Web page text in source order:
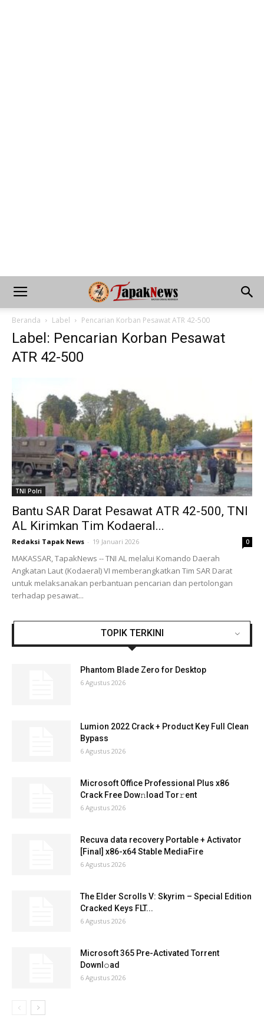
Beranda Label Pencarian Korban Pesawat ATR 42-500
Label: Pencarian Korban Pesawat
ATR 42-500
TNI Polri
Bantu SAR Darat Pesawat ATR 42-500, TNI
AL Kirimkan Tim Kodaeral...
Redaksi Tapak News - 19 Januari 2026 0
MAKASSAR, TapakNews -- TNI AL melalui Komando Daerah
Angkatan Laut (Kodaeral) VI memberangkatkan Tim SAR Darat
untuk melaksanakan perbantuan pencarian dan pertolongan
terhadap pesawat...
TOPIK TERKINI
Phantom Blade Zero for Desktop
6 Agustus 2026
Lumion 2022 Crack + Product Key Full Clean
Bypass
6 Agustus 2026
Microsoft Office Professional Plus x86
Crack Frее Dow𝚗load Tоr𝚛ent
6 Agustus 2026
Recuva data recovery Portable + Activator
[Final] x86-x64 Stable MediaFire
6 Agustus 2026
The Elder Scrolls V: Skyrim – Special Edition
Cracked Keys FLT...
6 Agustus 2026
Microsoft 365 Pre-Activated Torrent
Downl𝚘аd
6 Agustus 2026